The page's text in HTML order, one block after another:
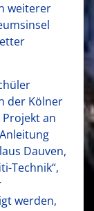
weiterer
der Kölner
an
Dauven,
Technik“,
werden,